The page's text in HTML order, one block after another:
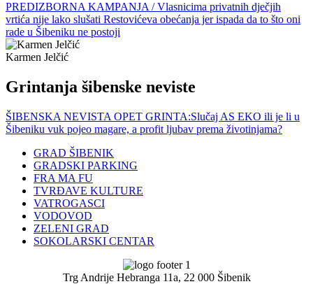
PREDIZBORNA KAMPANJA / Vlasnicima privatnih dječjih
vrtića nije lako slušati Restovićeva obećanja jer ispada da to što oni
rade u Šibeniku ne postoji
Karmen Jelčić
Grintanja šibenske neviste
ŠIBENSKA NEVISTA OPET GRINTA:Slučaj AS EKO ili je li u
Šibeniku vuk pojeo magare, a profit ljubav prema životinjama?
GRAD ŠIBENIK
GRADSKI PARKING
FRA MA FU
TVRĐAVE KULTURE
VATROGASCI
VODOVOD
ZELENI GRAD
SOKOLARSKI CENTAR
Trg Andrije Hebranga 11a, 22 000 Šibenik